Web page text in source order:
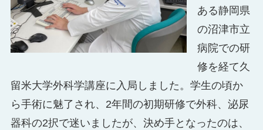
ある静岡県
の沼津市立
病院での研
修を経て久
留米大学外科学講座に入局しました。学生の頃か
ら手術に魅了され、2年間の初期研修で外科、泌尿
器科の2択で迷いましたが、決め手となったのは、